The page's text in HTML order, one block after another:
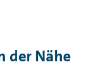
der Nähe